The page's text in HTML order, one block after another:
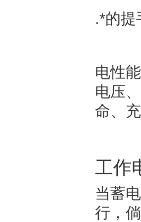
.*的提
电性
电压
命、
工作
当蓄
行，